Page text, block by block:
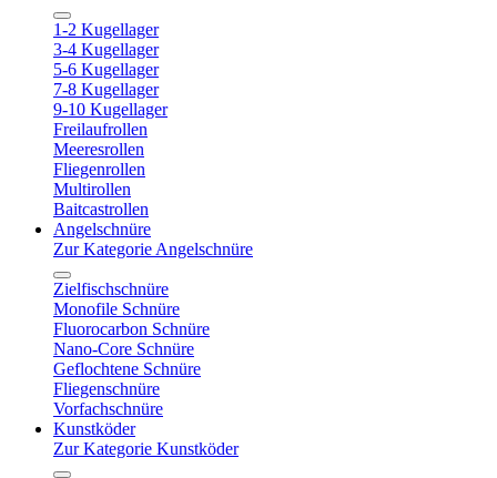
1-2 Kugellager
3-4 Kugellager
5-6 Kugellager
7-8 Kugellager
9-10 Kugellager
Freilaufrollen
Meeresrollen
Fliegenrollen
Multirollen
Baitcastrollen
Angelschnüre
Zur Kategorie Angelschnüre
Zielfischschnüre
Monofile Schnüre
Fluorocarbon Schnüre
Nano-Core Schnüre
Geflochtene Schnüre
Fliegenschnüre
Vorfachschnüre
Kunstköder
Zur Kategorie Kunstköder